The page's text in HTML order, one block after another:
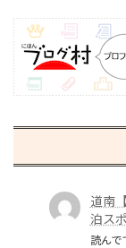
道南
泊ス
読んで